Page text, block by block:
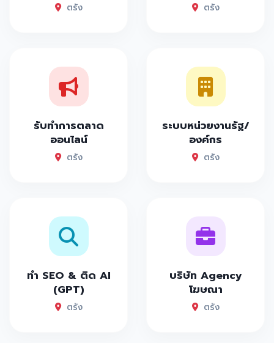
ตรัง ตรัง
รับทำการตลาด
ออนไลน์
ตรัง
ระบบหน่วยงานรัฐ/
องค์กร
ตรัง
ทำ SEO & ติด AI
(GPT)
ตรัง
บริษัท Agency
โฆษณา
ตรัง